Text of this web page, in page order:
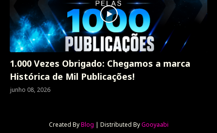
1.000 Vezes Obrigado: Chegamos a marca
Histórica de Mil Publicações!
junho 08, 2026
Created ByBlog | Distributed ByGooyaabi